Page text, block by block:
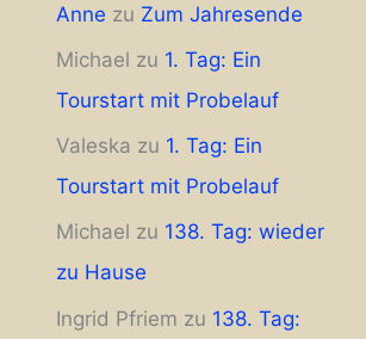
Anne zu Zum Jahresende
Michael zu 1. Tag: Ein
Tourstart mit Probelauf
Valeska zu 1. Tag: Ein
Tourstart mit Probelauf
Michael zu 138. Tag: wieder
zu Hause
Ingrid Pfriem zu 138. Tag: